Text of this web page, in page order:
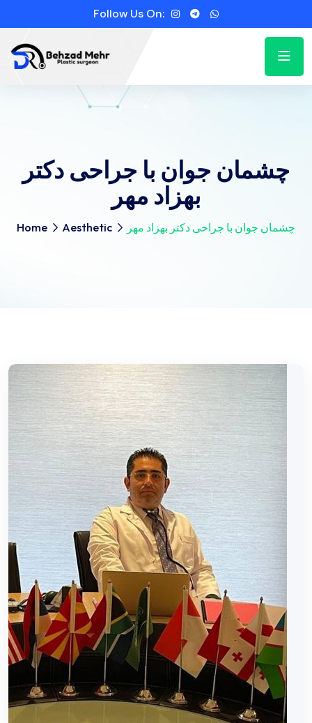
Follow Us On:
چشمان جوان با جراحی دکتر
بهزاد مهر
Home Aesthetic چشمان جوان با جراحی دکتر بهزاد مهر